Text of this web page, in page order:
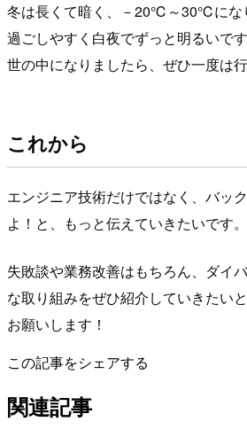
冬は長くて暗く、－20℃～30℃にな
過ごしやすく白夜でずっと明るいで
世の中になりましたら、ぜひ一度は
これから
エンジニア技術だけではなく、バッ
よ！と、もっと伝えていきたいです。
失敗談や業務改善はもちろん、ダイ
な取り組みをぜひ紹介していきたい
お願いします！
この記事をシェアする
関連記事